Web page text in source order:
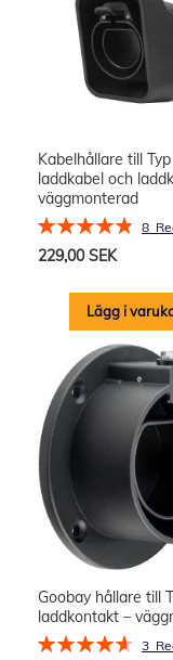
Kabelhållare till
laddkabel och
väggmonterad
Rating:
8
229,00 SEK
Lägg i
Goobay hållare till
laddkontakt –
Rating:
3